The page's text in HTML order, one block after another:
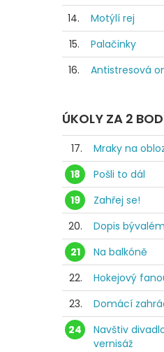
14.
Motýlí rej
15.
Palačinky
16.
Antistresová
ÚKOLY ZA 2
17.
Mraky na
18
Pošli to dál
19
Zahřej se!
20.
Dopis
21
Na balkóně
22.
Hokejový
23.
Domácí
24
Navštiv
vernisáž